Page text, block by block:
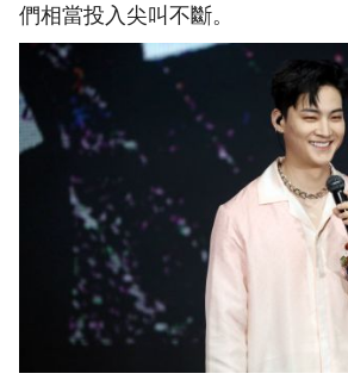
們相當投入尖叫不斷。